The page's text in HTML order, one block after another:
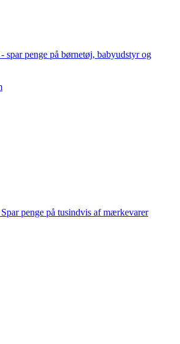
spar penge på børnetøj, babyudstyr og
penge på tusindvis af mærkevarer